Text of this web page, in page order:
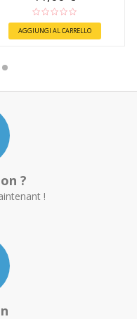
AGGIUNGI AL CARRELLO
?
!